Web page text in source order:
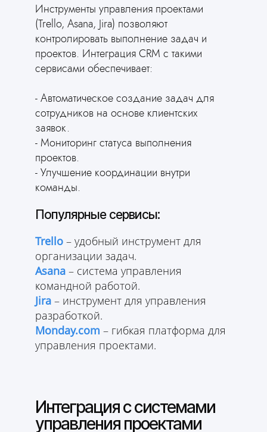
Инструменты управления проектами
(Trello, Asana, Jira) позволяют
контролировать выполнение задач и
проектов. Интеграция CRM с такими
сервисами обеспечивает:
- Автоматическое создание задач для
сотрудников на основе клиентских
заявок.
- Мониторинг статуса выполнения
проектов.
- Улучшение координации внутри
команды.
Популярные сервисы:
Trello – удобный инструмент для
организации задач.
Asana – система управления
командной работой.
Jira – инструмент для управления
разработкой.
Monday.com – гибкая платформа для
управления проектами.
Интеграция с системами
управления проектами